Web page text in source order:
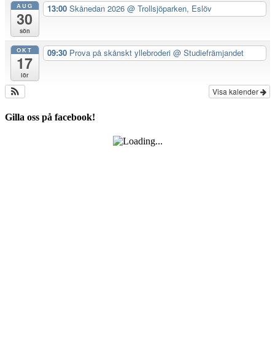
AUG
30
sön
13:00 Skånedan 2026 @ Trollsjöparken, Eslöv
OKT
17
lör
09:30 Prova på skånskt yllebroderi @ Studiefrämjandet
Visa kalender
Gilla oss på facebook!